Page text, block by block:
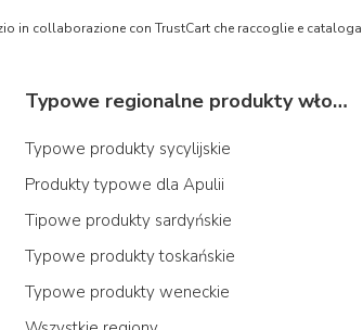
in collaborazione con TrustCart che raccoglie e
Typowe regionalne produkty włoskie
Typowe produkty sycylijskie
Produkty typowe dla Apulii
Tipowe produkty sardyńskie
Typowe produkty toskańskie
Typowe produkty weneckie